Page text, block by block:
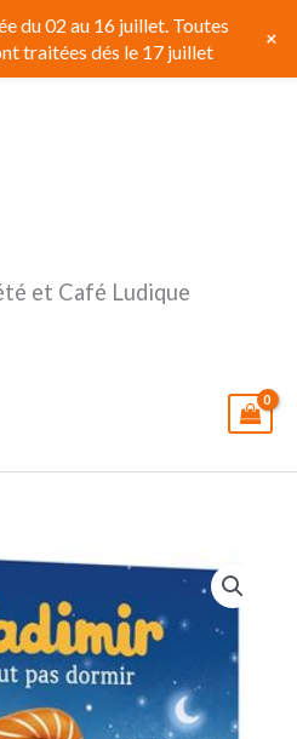
et Café Ludique
du 02 au 16 juillet. Toutes
traitées dés le 17 juillet
+